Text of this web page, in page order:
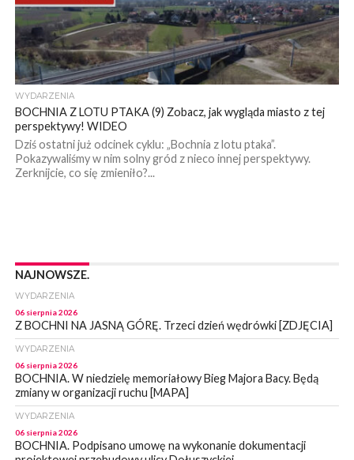
WYDARZENIA
BOCHNIA Z LOTU PTAKA (9) Zobacz, jak wygląda miasto z tej
perspektywy! WIDEO
Dziś ostatni już odcinek cyklu: „Bochnia z lotu ptaka”.
Pokazywaliśmy w nim solny gród z nieco innej perspektywy.
Zerknijcie, co się zmieniło?...
NAJNOWSZE.
WYDARZENIA
06 sierpnia 2026
Z BOCHNI NA JASNĄ GÓRĘ. Trzeci dzień wędrówki [ZDJĘCIA]
WYDARZENIA
06 sierpnia 2026
BOCHNIA. W niedzielę memoriałowy Bieg Majora Bacy. Będą
zmiany w organizacji ruchu [MAPA]
WYDARZENIA
06 sierpnia 2026
BOCHNIA. Podpisano umowę na wykonanie dokumentacji